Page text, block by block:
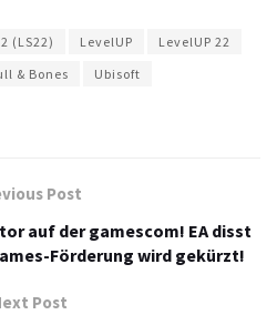
(LS22)
LevelUP
LevelUP 22
& Bones
Ubisoft
Post
auf der gamescom! EA disst
Förderung wird gekürzt!
Post